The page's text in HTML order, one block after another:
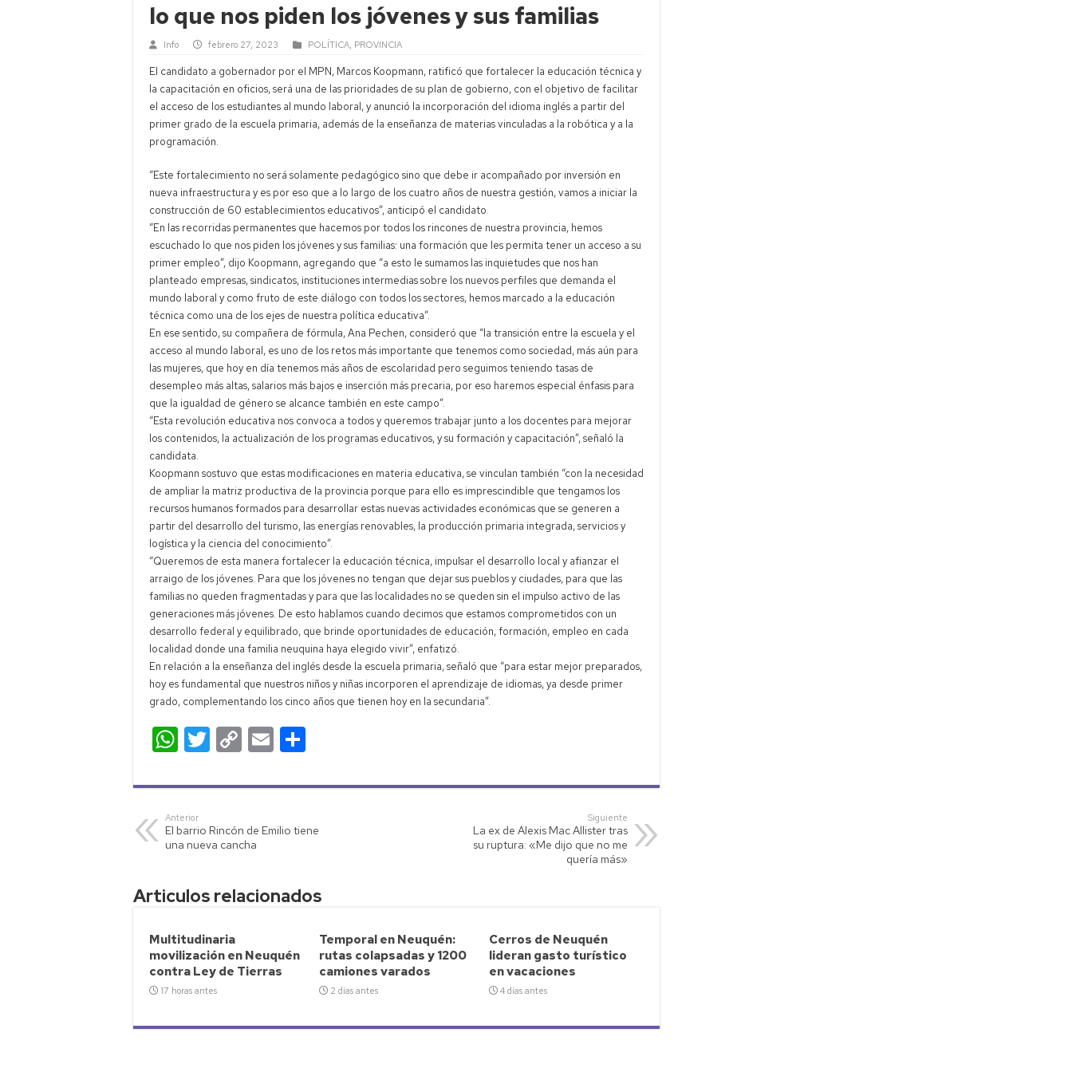
Senado: Bullrich critica kirchnerismo y cruza con Capitanich
Neuquén: regalías de Vaca Muerta aumentan ingresos antes de paritaria
lo que nos piden los jóvenes y sus familias
Info febrero 27, 2023 POLÍTICA PROVINCIA
El candidato a gobernador por el MPN, Marcos Koopmann, ratificó que fortalecer la educación técnica y
la capacitación en oficios, será una de las prioridades de su plan de gobierno, con el objetivo de facilitar
el acceso de los estudiantes al mundo laboral, y anunció la incorporación del idioma inglés a partir del
primer grado de la escuela primaria, además de la enseñanza de materias vinculadas a la robótica y a la
programación.
“Este fortalecimiento no será solamente pedagógico sino que debe ir acompañado por inversión en
nueva infraestructura y es por eso que a lo largo de los cuatro años de nuestra gestión, vamos a iniciar la
construcción de 60 establecimientos educativos”, anticipó el candidato.
“En las recorridas permanentes que hacemos por todos los rincones de nuestra provincia, hemos
escuchado lo que nos piden los jóvenes y sus familias: una formación que les permita tener un acceso a su
primer empleo”, dijo Koopmann, agregando que “a esto le sumamos las inquietudes que nos han
planteado empresas, sindicatos, instituciones intermedias sobre los nuevos perfiles que demanda el
mundo laboral y como fruto de este diálogo con todos los sectores, hemos marcado a la educación
técnica como una de los ejes de nuestra política educativa”.
En ese sentido, su compañera de fórmula, Ana Pechen, consideró que “la transición entre la escuela y el
acceso al mundo laboral, es uno de los retos más importante que tenemos como sociedad, más aún para
las mujeres, que hoy en día tenemos más años de escolaridad pero seguimos teniendo tasas de
desempleo más altas, salarios más bajos e inserción más precaria, por eso haremos especial énfasis para
que la igualdad de género se alcance también en este campo”.
“Esta revolución educativa nos convoca a todos y queremos trabajar junto a los docentes para mejorar
los contenidos, la actualización de los programas educativos, y su formación y capacitación”, señaló la
candidata.
Koopmann sostuvo que estas modificaciones en materia educativa, se vinculan también “con la necesidad
de ampliar la matriz productiva de la provincia porque para ello es imprescindible que tengamos los
recursos humanos formados para desarrollar estas nuevas actividades económicas que se generen a
partir del desarrollo del turismo, las energías renovables, la producción primaria integrada, servicios y
logística y la ciencia del conocimiento”.
“Queremos de esta manera fortalecer la educación técnica, impulsar el desarrollo local y afianzar el
arraigo de los jóvenes. Para que los jóvenes no tengan que dejar sus pueblos y ciudades, para que las
familias no queden fragmentadas y para que las localidades no se queden sin el impulso activo de las
generaciones más jóvenes. De esto hablamos cuando decimos que estamos comprometidos con un
desarrollo federal y equilibrado, que brinde oportunidades de educación, formación, empleo en cada
localidad donde una familia neuquina haya elegido vivir”, enfatizó.
En relación a la enseñanza del inglés desde la escuela primaria, señaló que “para estar mejor preparados,
hoy es fundamental que nuestros niños y niñas incorporen el aprendizaje de idiomas, ya desde primer
grado, complementando los cinco años que tienen hoy en la secundaria”.
W
h
at
s
A
p
T
wi
tt
C
o
p
Li
E
m
ail m
ar
Anterior
El barrio Rincón de Emilio tiene
una nueva cancha
Siguiente
La ex de Alexis Mac Allister tras
su ruptura: «Me dijo que no me
quería más»
Articulos relacionados
Multitudinaria
movilización en Neuquén
contra Ley de Tierras
17 horas antes
Temporal en Neuquén:
rutas colapsadas y 1200
camiones varados
2 días antes
Cerros de Neuquén
lideran gasto turístico
en vacaciones
4 días antes